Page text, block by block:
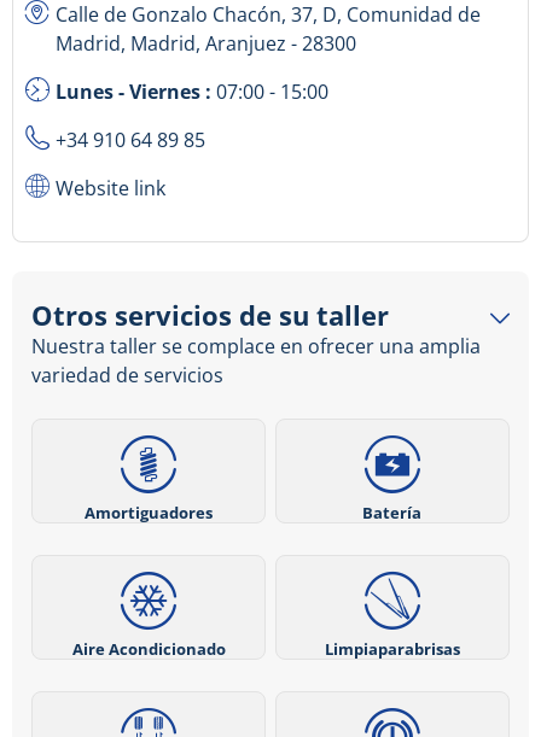
Calle de Gonzalo Chacón, 37, D, Comunidad de
Madrid, Madrid, Aranjuez - 28300
Lunes - Viernes : 07:00 - 15:00
+34 910 64 89 85
Website link
Otros servicios de su taller
Nuestra taller se complace en ofrecer una amplia
variedad de servicios
Amortiguadores Batería
Aire Acondicionado Limpiaparabrisas